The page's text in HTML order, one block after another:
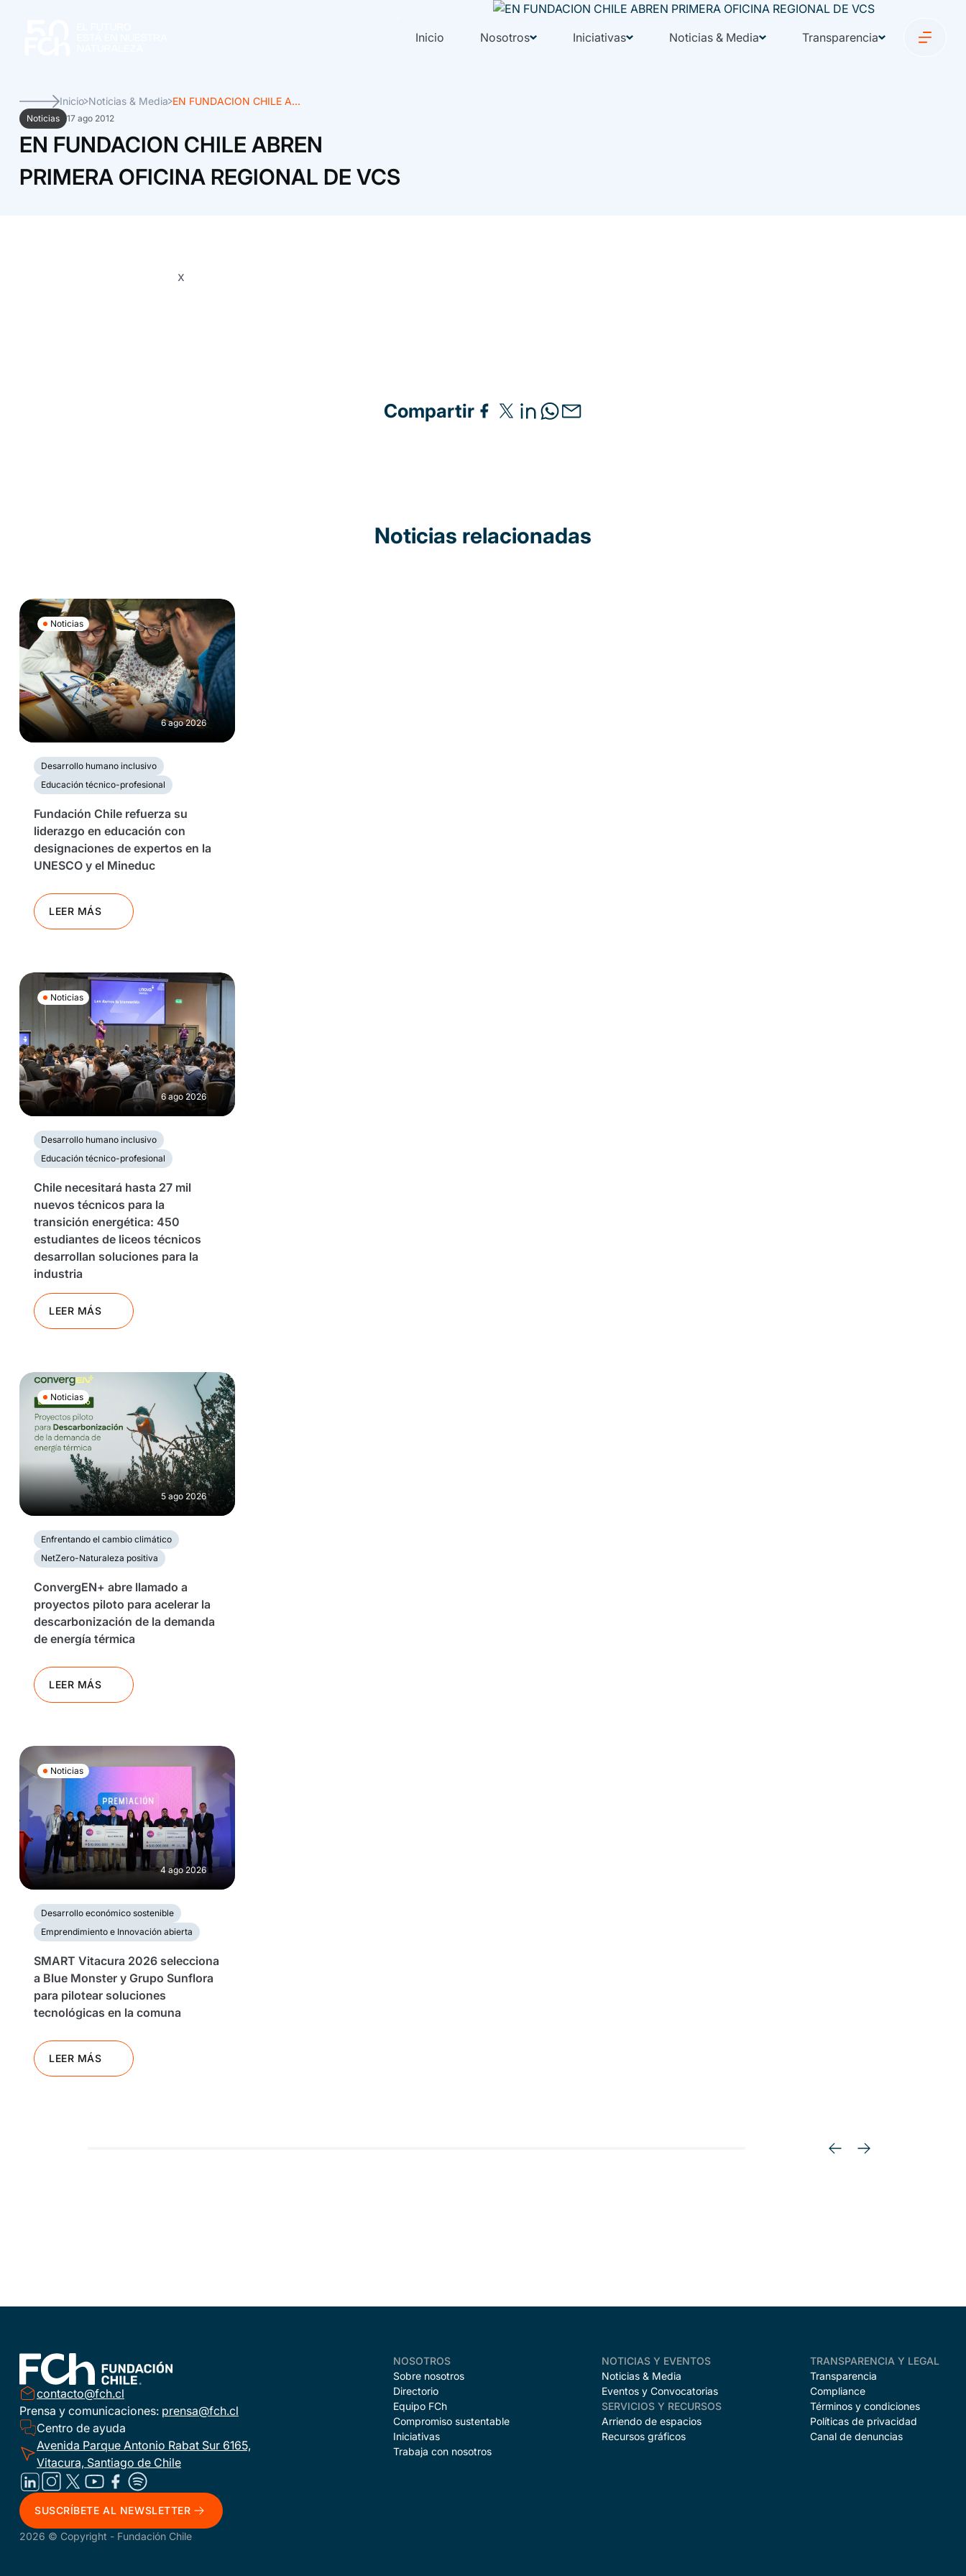
Inicio Nosotros Iniciativas Noticias & Media Transparencia
Inicio Noticias & Media EN FUNDACION CHILE A...
Noticias 17 ago 2012
EN FUNDACION CHILE ABREN
PRIMERA OFICINA REGIONAL DE VCS
x
Compartir
Noticias relacionadas
Noticias
6 ago 2026
Desarrollo humano inclusivo
Educación técnico-profesional
Fundación Chile refuerza su
liderazgo en educación con
designaciones de expertos en la
UNESCO y el Mineduc
LEER MÁS
Noticias
6 ago 2026
Desarrollo humano inclusivo
Educación técnico-profesional
Chile necesitará hasta 27 mil
nuevos técnicos para la
transición energética: 450
estudiantes de liceos técnicos
desarrollan soluciones para la
industria
LEER MÁS
Noticias
5 ago 2026
Enfrentando el cambio climático
NetZero-Naturaleza positiva
ConvergEN+ abre llamado a
proyectos piloto para acelerar la
descarbonización de la demanda
de energía térmica
LEER MÁS
Noticias
4 ago 2026
Desarrollo económico sostenible
Emprendimiento e Innovación abierta
SMART Vitacura 2026 selecciona
a Blue Monster y Grupo Sunflora
para pilotear soluciones
tecnológicas en la comuna
LEER MÁS
contacto@fch.cl
Prensa y comunicaciones: prensa@fch.cl
Centro de ayuda
Avenida Parque Antonio Rabat Sur 6165,
Vitacura, Santiago de Chile
NOSOTROS
Sobre nosotros
Directorio
Equipo FCh
Compromiso sustentable
Iniciativas
Trabaja con nosotros
NOTICIAS Y EVENTOS
Noticias & Media
Eventos y Convocatorias
SERVICIOS Y RECURSOS
Arriendo de espacios
Recursos gráficos
TRANSPARENCIA Y LEGAL
Transparencia
Compliance
Términos y condiciones
Políticas de privacidad
Canal de denuncias
SUSCRÍBETE AL NEWSLETTER
2026 © Copyright - Fundación Chile